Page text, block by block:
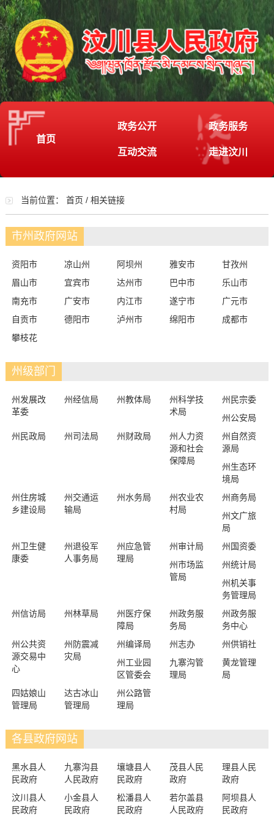
首页
政务公开 政务服务
互动交流 走进汶川
当前位置： 首页 / 相关链接
市州政府网站
资阳市 凉山州 阿坝州 雅安市
甘孜州
眉山市
宜宾市 达州市 巴中市
乐山市
南充市
广安市 内江市 遂宁市
广元市
自贡市
德阳市 泸州市 绵阳市
成都市
攀枝花
州级部门
州发展改
革委
州经信局 州教体局
州科学技
术局
州民宗委
州公安局
州民政局
州司法局 州财政局
州人力资
源和社会
保障局
州自然资
源局
州生态环
境局
州住房城
乡建设局
州交通运
输局
州水务局
州农业农
村局
州商务局
州文广旅
局
州卫生健
康委
州退役军
人事务局
州应急管
理局
州审计局
州国资委
州市场监
管局
州统计局
州机关事
务管理局
州信访局
州林草局
州医疗保
障局
州政务服
务局
州政务服
务中心
州公共资
源交易中
心
州防震减
灾局
州编译局 州志办
州供销社
州工业园
区管委会
九寨沟管
理局
黄龙管理
局
四姑娘山
管理局
达古冰山
管理局
州公路管
理局
各县政府网站
黑水县人
民政府
九寨沟县
人民政府
壤塘县人
民政府
茂县人民
政府
理县人民
政府
汶川县人
民政府
小金县人
民政府
松潘县人
民政府
若尔盖县
人民政府
阿坝县人
民政府